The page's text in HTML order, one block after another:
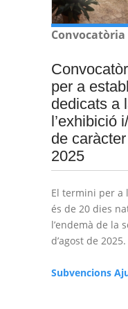
per a
dedicats a
l’exhibició
de
2025
El termini per a
és de 20 dies
l’endemà de la
d’agost de 2025.
Subvencions